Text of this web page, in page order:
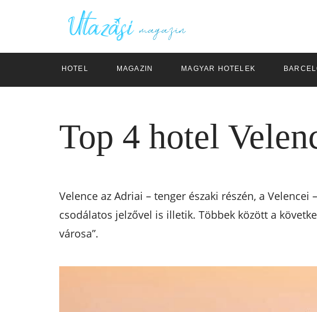
HOTEL MAGAZIN MAGYAR HOTELEK
Top 4 hotel
Velence az Adriai – tenger északi részén, a
csodálatos jelzővel is illetik. Többek között a
városa”.